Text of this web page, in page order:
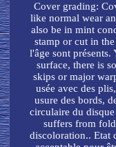
Cover grading:
like normal wear
also be in mint
stamp or cut in
l'âge sont présents.
surface, there is
skips or major
usée avec des
usure des bords,
circulaire du
suffers from
discoloration.. Etat